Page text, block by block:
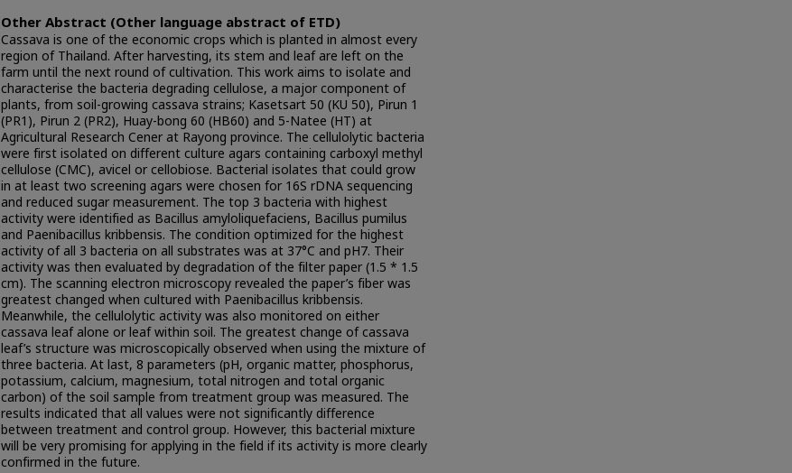
Other Abstract (Other language abstract of ETD)
Cassava is one of the economic crops which is planted in almost every
region of Thailand. After harvesting, its stem and leaf are left on the
farm until the next round of cultivation. This work aims to isolate and
characterise the bacteria degrading cellulose, a major component of
plants, from soil-growing cassava strains; Kasetsart 50 (KU 50), Pirun 1
(PR1), Pirun 2 (PR2), Huay-bong 60 (HB60) and 5-Natee (HT) at
Agricultural Research Cener at Rayong province. The cellulolytic bacteria
were first isolated on different culture agars containing carboxyl methyl
cellulose (CMC), avicel or cellobiose. Bacterial isolates that could grow
in at least two screening agars were chosen for 16S rDNA sequencing
and reduced sugar measurement. The top 3 bacteria with highest
activity were identified as Bacillus amyloliquefaciens, Bacillus pumilus
and Paenibacillus kribbensis. The condition optimized for the highest
activity of all 3 bacteria on all substrates was at 37°C and pH7. Their
activity was then evaluated by degradation of the filter paper (1.5 * 1.5
cm). The scanning electron microscopy revealed the paper’s fiber was
greatest changed when cultured with Paenibacillus kribbensis.
Meanwhile, the cellulolytic activity was also monitored on either
cassava leaf alone or leaf within soil. The greatest change of cassava
leaf’s structure was microscopically observed when using the mixture of
three bacteria. At last, 8 parameters (pH, organic matter, phosphorus,
potassium, calcium, magnesium, total nitrogen and total organic
carbon) of the soil sample from treatment group was measured. The
results indicated that all values were not significantly difference
between treatment and control group. However, this bacterial mixture
will be very promising for applying in the field if its activity is more clearly
confirmed in the future.